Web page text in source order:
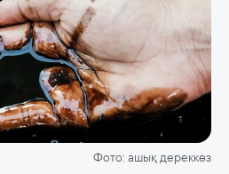
Фото: ашық дереккөз